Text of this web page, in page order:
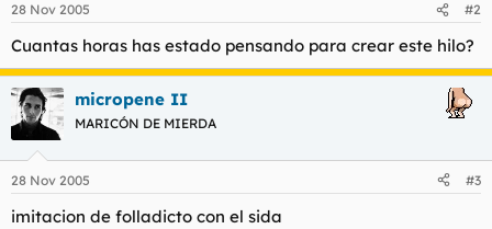
28 Nov 2005 #2
Cuantas horas has estado pensando para crear este hilo?
micropene II
MARICÓN DE MIERDA
28 Nov 2005 #3
imitacion de folladicto con el sida